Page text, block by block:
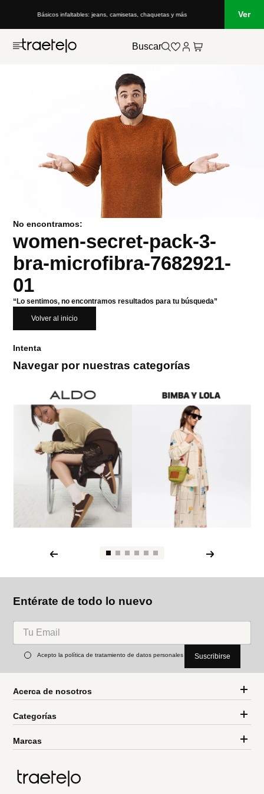
Básicos infaltables: jeans, camisetas, chaquetas y más Ver
Buscar
No encontramos:
women-secret-pack-3-
bra-microfibra-7682921-
01
“Lo sentimos, no encontramos resultados para tu búsqueda”
Volver al inicio
Intenta
Navegar por nuestras categorías
Entérate de todo lo nuevo
Acepto la política de tratamiento de datos personales Suscribirse
Acerca de nosotros
Categorías
Marcas